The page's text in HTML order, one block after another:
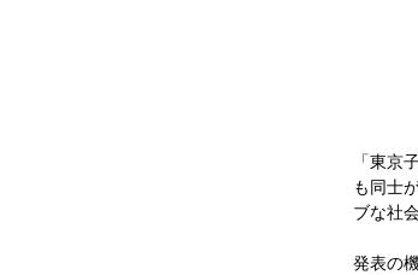
「東京
も同士
ブな社
発表の